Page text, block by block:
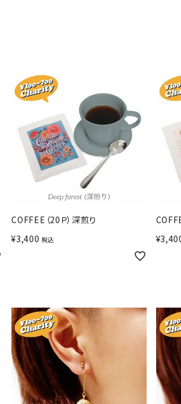
COFFEE（20Ｐ）深煎り
¥3,400 税込
¥